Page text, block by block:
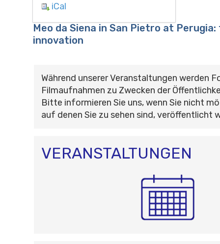
iCal
Meo da Siena in San Pietro at
innovation
Während unserer Veranstaltungen werden
Filmaufnahmen zu Zwecken der
Bitte informieren Sie uns, wenn Sie nicht
auf denen Sie zu sehen sind, veröffentlicht
VERANSTALTUNGEN